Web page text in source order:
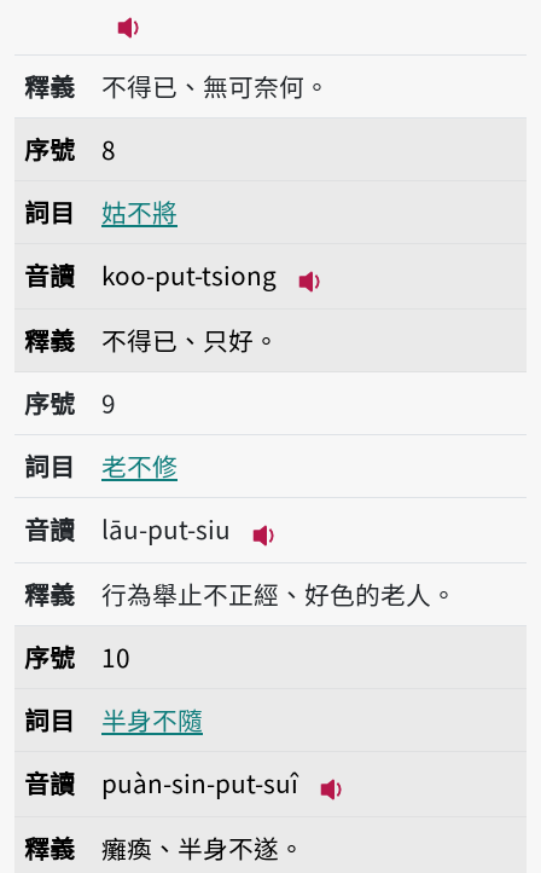
播放音讀koo-put-jî-tsiong/koo-put-
釋義
不得已、無可奈何。
序號8姑不將
序號
8
詞目
姑不將
音讀
koo-put-tsiong
釋義
不得已、只好。
序號9老不修
序號
9
詞目
老不修
音讀
lāu-put-siu
播放音讀lāu-put-siu
釋義
行為舉止不正經、好色的老人。
序號10半身不隨
序號
10
詞目
半身不隨
音讀
puàn-sin-put-suî
釋義
癱瘓、半身不遂。